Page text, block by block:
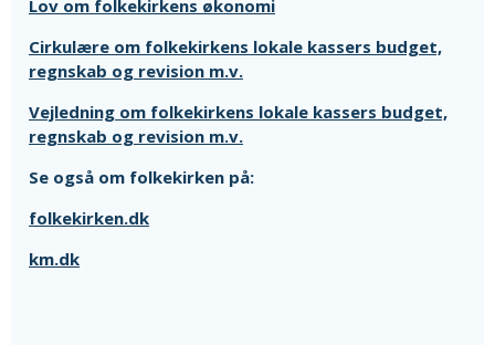
Lov om folkekirkens økonomi
Cirkulære om folkekirkens lokale kassers budget,
regnskab og revision m.v.
Vejledning om folkekirkens lokale kassers budget,
regnskab og revision m.v.
Se også om folkekirken på:
folkekirken.dk
km.dk